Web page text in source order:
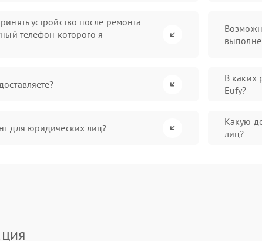
устройство после ремонта
телефон которого я
В каких
Eufy?
для юридических лиц?
Какую
лиц?